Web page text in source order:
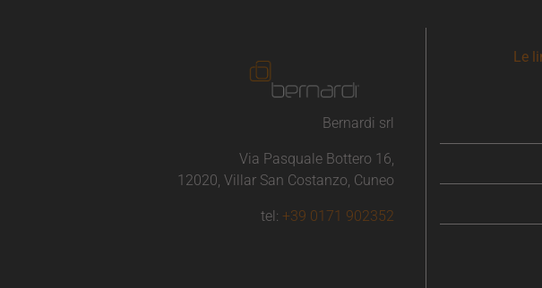
Bernardi srl
Via Pasquale Bottero 16,
12020, Villar San Costanzo, Cuneo
tel: +39 0171 902352
Le